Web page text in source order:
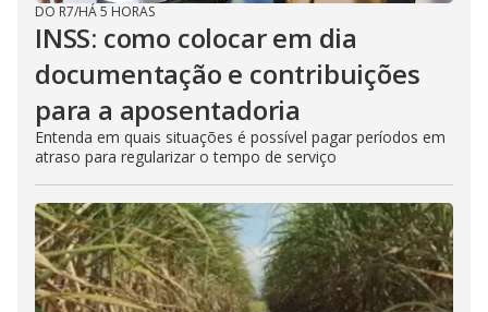
DO R7/HÁ 5 HORAS
INSS: como colocar em dia
documentação e contribuições
para a aposentadoria
Entenda em quais situações é possível pagar períodos em
atraso para regularizar o tempo de serviço